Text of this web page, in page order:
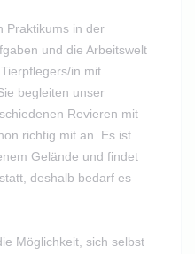
Praktikums in der
und die Arbeitswelt
in mit
begleiten unser
Revieren mit
richtig mit an. Es ist
Gelände und findet
deshalb bedarf es
Möglichkeit, sich selbst